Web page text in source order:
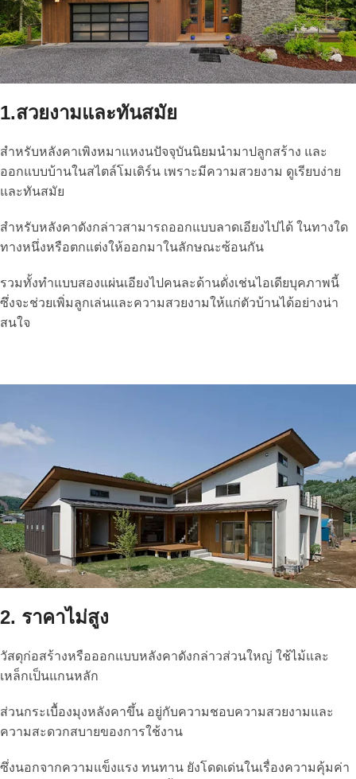
1.สวยงามและทันสมัย
สำหรับหลังคาเพิงหมาแหงนปัจจุบันนิยมนำมาปลูกสร้าง และ
ออกแบบบ้านในสไตล์โมเดิร์น เพราะมีความสวยงาม ดูเรียบง่าย
และทันสมัย
สำหรับหลังคาดังกล่าวสามารถออกแบบลาดเอียงไปได้ ในทางใด
ทางหนึ่งหรือตกแต่งให้ออกมาในลักษณะซ้อนกัน
รวมทั้งทำแบบสองแผ่นเอียงไปคนละด้านดั่งเช่นไอเดียบุคภาพนี้
ซึ่งจะช่วยเพิ่มลูกเล่นและความสวยงามให้แก่ตัวบ้านได้อย่างน่า
สนใจ
2. ราคาไม่สูง
วัสดุก่อสร้างหรือออกแบบหลังคาดังกล่าวส่วนใหญ่ ใช้ไม้และ
เหล็กเป็นแกนหลัก
ส่วนกระเบื้องมุงหลังคาขึ้น อยู่กับความชอบความสวยงามและ
ความสะดวกสบายของการใช้งาน
ซึ่งนอกจากความแข็งแรง ทนทาน ยังโดดเด่นในเรื่องความคุ้มค่า